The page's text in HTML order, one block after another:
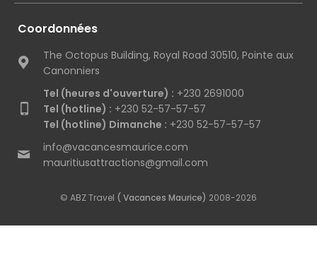
Coordonnées
The Octopus Building, Royal Road 30510, Pointe aux
Canonniers
Tel (heures d'ouverture) : +230 2691000
Tel (hotline) : +230 52-57-57-57
Tel (hotline) Dimanche : +230 52-57-57-57
info@vacancesmaurice.com
mauritiusattractions@gmail.com
© ABZ Travel ( Vacances Maurice) 2008-2026